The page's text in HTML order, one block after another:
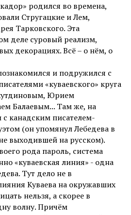
родился во времена,
Стругацкие и Лем,
Тарковского. Эта
деле суровый реализм,
декорациях. Всё – о нём, о
и подружился с
«куваевского» круга
Юрием
Балаевым... Там же, на
с канадским писателем-
(он упомянул Лебедева в
выходившей на русском).
рода пароль, система
«куваевская линия» - одна
Тут дело не в
Куваева на окружавших
нельзя, а скорее в
волну. Причём